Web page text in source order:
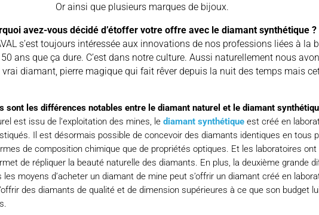
Or ainsi que plusieurs marques de bijoux.
avez-vous décidé d’étoffer votre offre avec le diamant synthétique ?
s’est toujours intéressée aux innovations de nos professions liées à la
ans que ça dure. C’est dans notre culture. Aussi naturellement nous
vrai diamant, pierre magique qui fait rêver depuis la nuit des temps mais
sont les différences notables entre le diamant naturel et le diamant
est issu de l’exploitation des mines, lediamant synthétique est créé en
Il est désormais possible de concevoir des diamants identiques en tous
de composition chimique que de propriétés optiques. Et les laboratoires
de répliquer la beauté naturelle des diamants. En plus, la deuxième grande
moyens d’acheter un diamant de mine peut s’offrir un diamant créé en
des diamants de qualité et de dimension supérieures à ce que son budget